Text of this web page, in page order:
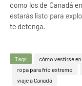
como los de Canadá
estarás listo para
te detenga.
Tags cómo vestirse
ropa para frío extremo
viaje a Canadá